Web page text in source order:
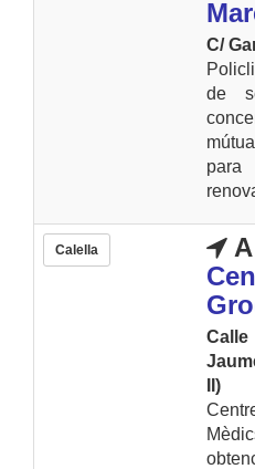
C/
de
Calella
II)